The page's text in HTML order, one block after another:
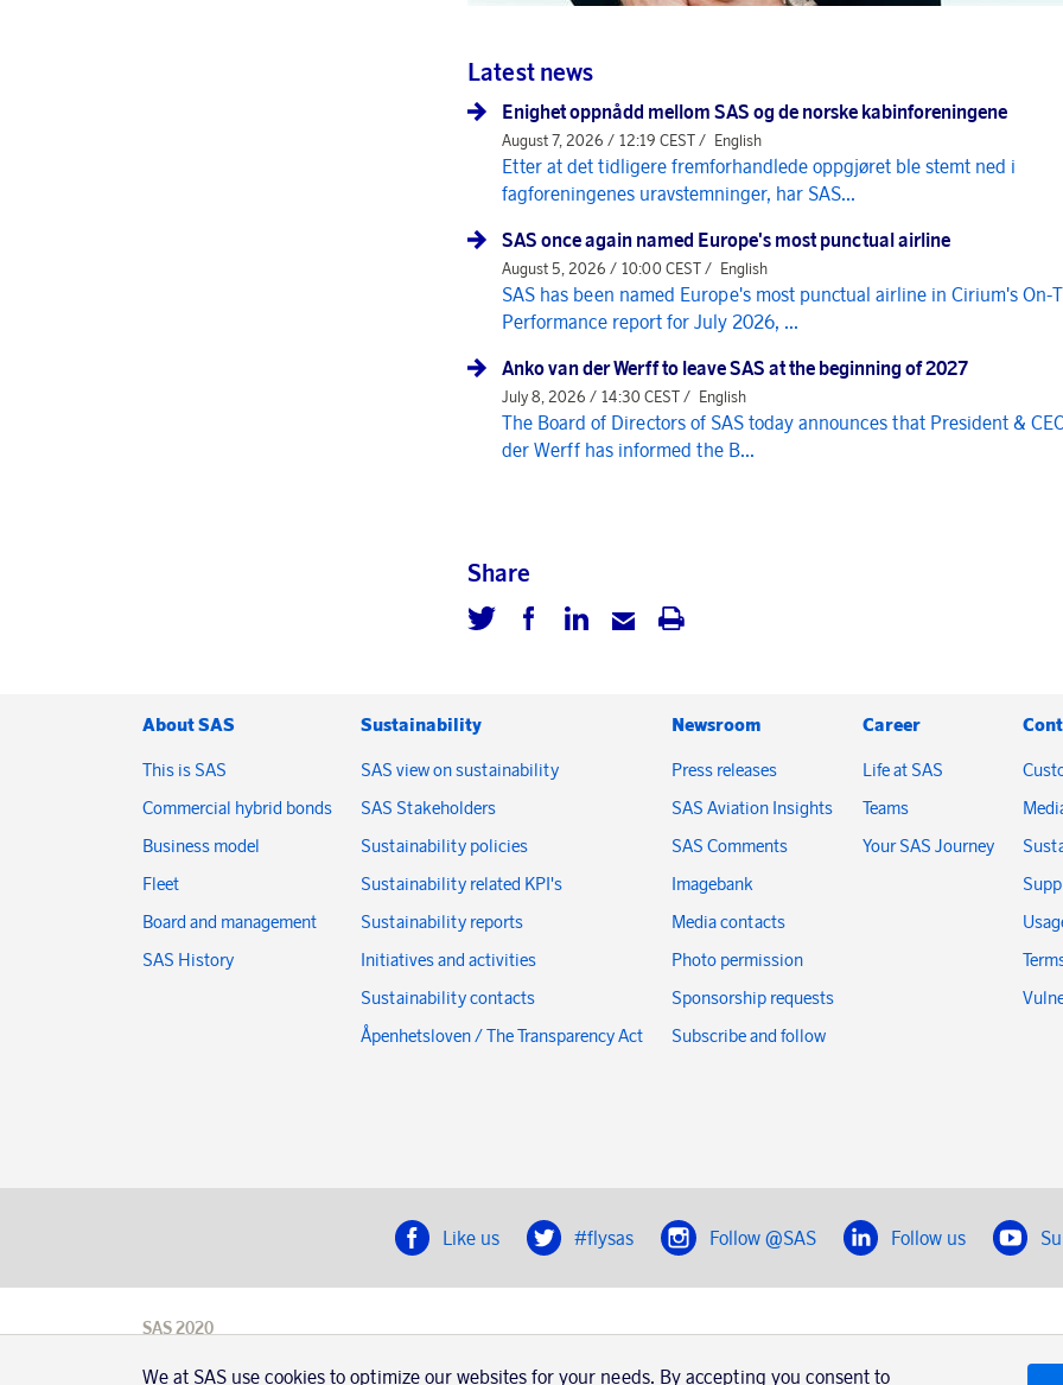
Latest news
Enighet oppnådd mellom SAS og de norske kabinforeningene
August 7, 2026 / 12:19 CEST / English
Etter at det tidligere fremforhandlede oppgjøret ble stemt ned i
fagforeningenes uravstemninger, har SAS...
SAS once again named Europe's most punctual airline
August 5, 2026 / 10:00 CEST / English
SAS has been named Europe's most punctual airline in Cirium's On-
Performance report for July 2026, ...
Anko van der Werff to leave SAS at the beginning of 2027
July 8, 2026 / 14:30 CEST / English
The Board of Directors of SAS today announces that President &
der Werff has informed the B...
Share
About SAS
This is SAS
Commercial hybrid bonds
Business model
Fleet
Board and management
SAS History
Sustainability
SAS view on sustainability
SAS Stakeholders
Sustainability policies
Sustainability related KPI's
Sustainability reports
Initiatives and activities
Sustainability contacts
Åpenhetsloven / The Transparency Act
Newsroom
Press releases
SAS Aviation Insights
SAS Comments
Imagebank
Media contacts
Photo permission
Sponsorship requests
Subscribe and follow
Career
Life at SAS
Teams
Your SAS Journey
Like us #flysas Follow @SAS Follow us
SAS 2020
SE-195 87
Usage of cookies
Terms and conditions
We at SAS use cookies to optimize our websites for your needs. By accepting you consent to